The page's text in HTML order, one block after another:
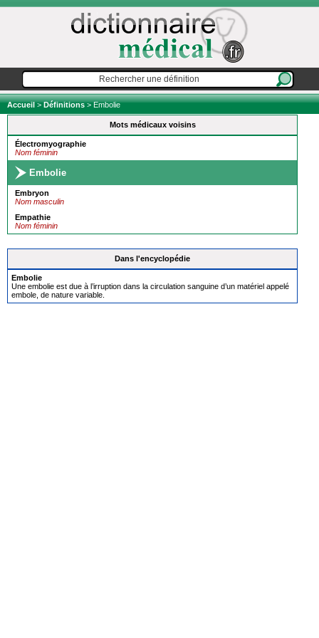
Accueil>Définitions> Embolie
Mots médicaux voisins
Électromyographie
Nom féminin
Embolie
Embryon
Nom masculin
Empathie
Nom féminin
Dans l'encyclopédie
Embolie
Une embolie est due à l’irruption dans la circulation sanguine d’un matériel appelé
embole, de nature variable.